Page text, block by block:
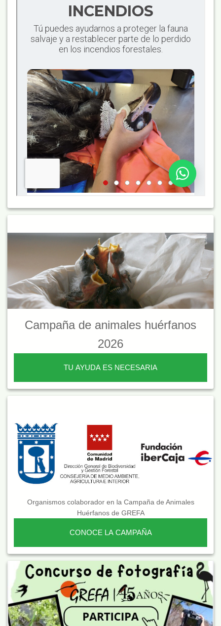
Campaña de animales huérfanos
2026
TU AYUDA ES NECESARIA
Organismos colaborador en la Campaña de Animales
Huérfanos de GREFA
CONOCE LA CAMPAÑA